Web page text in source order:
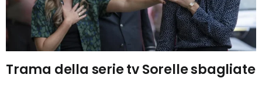
Trama della serie tv Sorelle sbagliate